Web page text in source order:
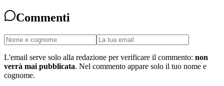
Commenti
L'email serve solo alla redazione per verificare il commento: non
verrà mai pubblicata. Nel commento appare solo il tuo nome e
cognome.